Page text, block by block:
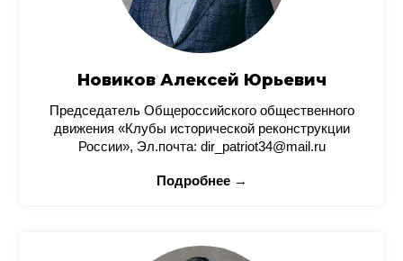
Новиков Алексей Юрьевич
Председатель Общероссийского общественного
движения «Клубы исторической реконструкции
России», Эл.почта: dir_patriot34@mail.ru
Подробнее →